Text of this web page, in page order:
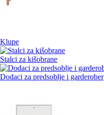
Klupe
Stalci za kišobrane
Dodaci za predsoblje i garderober